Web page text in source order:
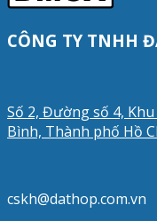
CÔNG TY TNHH
Số 2, Đường số 4,
Bình, Thành phố Hồ
cskh@dathop.com.vn